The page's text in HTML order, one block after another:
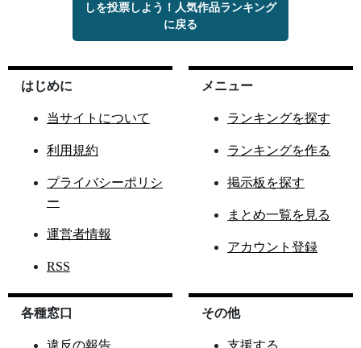
しを投票しよう！人気作品ランキング
に戻る
はじめに
当サイトについて
利用規約
プライバシーポリシ
ー
運営者情報
RSS
メニュー
ランキングを探す
ランキングを作る
掲示板を探す
まとめ一覧を見る
アカウント登録
各種窓口
違反の報告
その他
支援する